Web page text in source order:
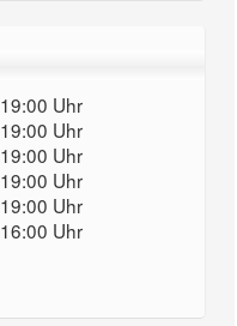
19:00 Uhr
19:00 Uhr
19:00 Uhr
19:00 Uhr
19:00 Uhr
16:00 Uhr